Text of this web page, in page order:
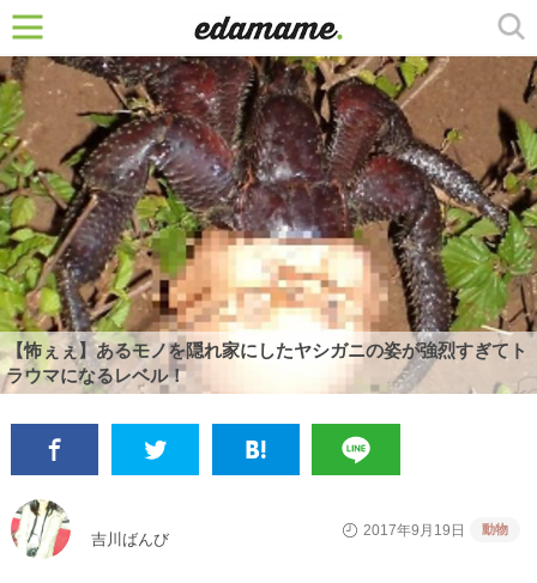
【怖ぇぇ】あるモノを隠れ家にしたヤシガニの姿が強烈すぎてト
ラウマになるレベル！
吉川ばんび
2017年9月19日 動物